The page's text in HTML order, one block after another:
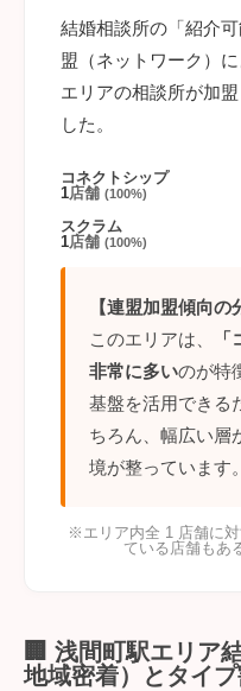
結婚相談所の「紹介
盟（ネットワーク）
エリアの相談所が加
した。
コネクトシップ
1店舗 (100%)
スクラム
1店舗 (100%)
【連盟加盟傾向の
このエリアは、
非常に多いのが特
基盤を活用できる
ちろん、幅広い層
境が整っています。
※エリア内全 1 店舗に
ている店舗もあ
🏢 浅間町駅エリア
地域密着）とタイ